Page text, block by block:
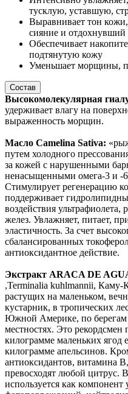
тусклую, уставшую,
Выравнивает тон
сияние и отдохнувший
Обеспечивает
подтянутую кожу
Уменьшает морщины,
Состав
Высокомолекулярная
удерживает влагу на
выраженность морщин.
Масло Camelina Sativa:
путем холодного
за кожей с нарушенными
ненасыщенными омега-3 и -
Стимулирует регенерацию
поддерживает
воздействия ультрафиолета,
желез. Увлажняет, питает,
эластичность. За счет
сбалансированных
антиоксидантное действие.
Экстракт ARACA DE
,Terminalia kuhlmannii,
растущих на маленьком,
кустарник, в тропических
Южной Америке, по берегам
местностях. Это рекордсмен
килограмме маленьких ягод
килограмме апельсинов.
антиоксидантов, витамина
превосходят любой цитрус.
используется как